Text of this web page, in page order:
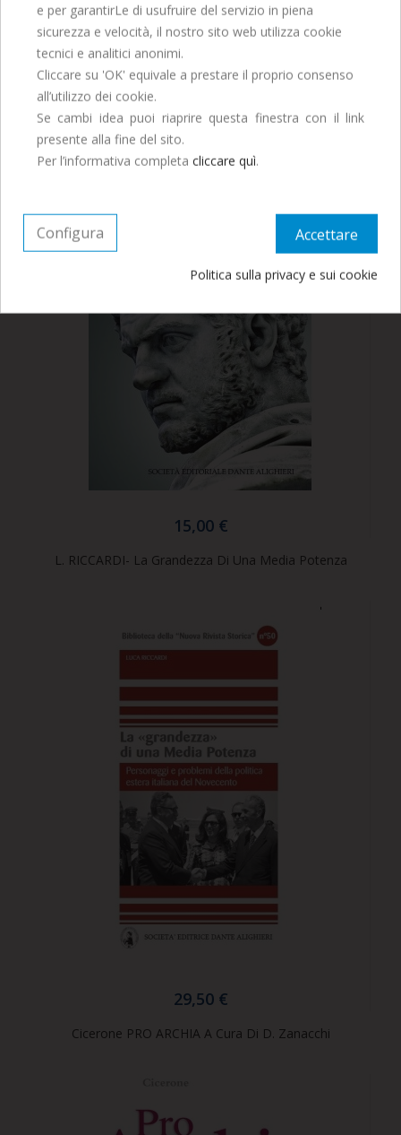
I Clienti Che Hanno Acquistato Questo Prodotto Hanno
Comprato Anche:
O. Licandro - Un Impero Di Città E Un Papiro
15,00 €
L. RICCARDI- La Grandezza Di Una Media Potenza
29,50 €
Cicerone PRO ARCHIA A Cura Di D. Zanacchi
e per garantirLe di usufruire del servizio in piena
sicurezza e velocità, il nostro sito web utilizza cookie
tecnici e analitici anonimi.
Cliccare su 'OK' equivale a prestare il proprio consenso
all’utilizzo dei cookie.
Se cambi idea puoi riaprire questa finestra con il link
presente alla fine del sito.
Per l’informativa completa cliccare quì.
Accettare
Configura
Politica sulla privacy e sui cookie
La Società Editrice Dante Alighieri vi augura una
Buona Estate!
Saremo chiusi per tutto il mese di Agosto, ordina
entro il 29 Luglio per ricevere entro fine mese.
Continua ad ordinare, le spedizioni
riprenderanno a Settembre.